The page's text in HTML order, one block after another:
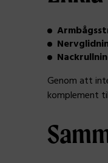
Genom att
komplement